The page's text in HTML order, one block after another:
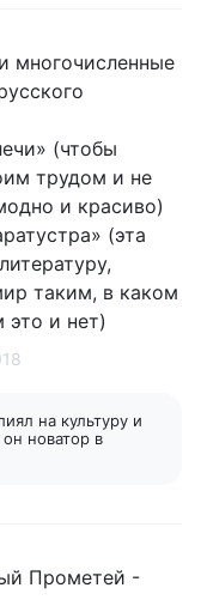
многочисленные
(чтобы
трудом и не
и красиво)
(эта
таким, в каком
и нет)
на культуру и
новатор в
Прометей -